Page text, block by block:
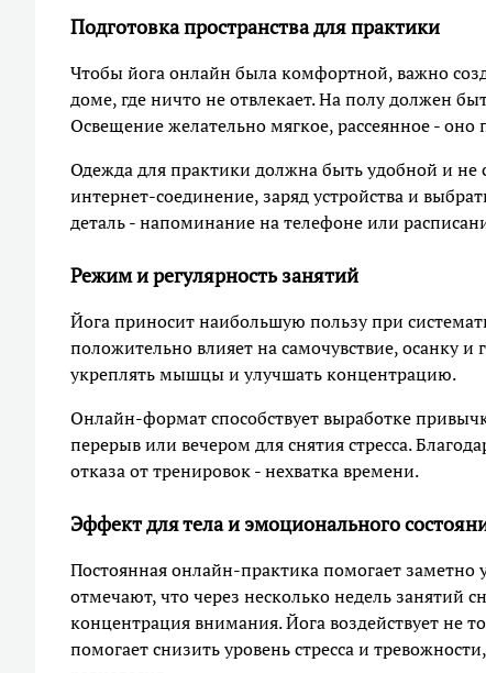
Подготовка пространства для практики
Чтобы йога онлайн была комфортной, важно
доме, где ничто не отвлекает. На полу должен
Освещение желательно мягкое, рассеянное - оно
Одежда для практики должна быть удобной и не
интернет-соединение, заряд устройства и
деталь - напоминание на телефоне или
Режим и регулярность занятий
Йога приносит наибольшую пользу при
положительно влияет на самочувствие, осанку и
укреплять мышцы и улучшать концентрацию.
Онлайн-формат способствует выработке
перерыв или вечером для снятия стресса.
отказа от тренировок - нехватка времени.
Эффект для тела и эмоционального
Постоянная онлайн-практика помогает заметно
отмечают, что через несколько недель занятий
концентрация внимания. Йога воздействует не
помогает снизить уровень стресса и